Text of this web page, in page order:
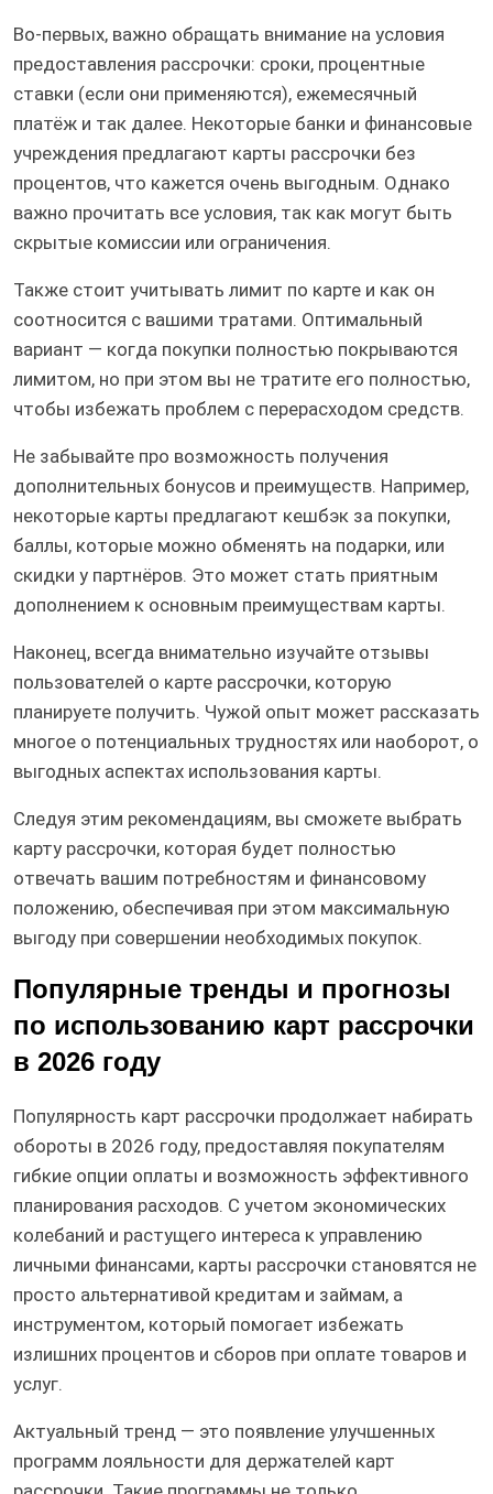
Во-первых, важно обращать внимание на условия
предоставления рассрочки: сроки, процентные
ставки (если они применяются), ежемесячный
платёж и так далее. Некоторые банки и финансовые
учреждения предлагают карты рассрочки без
процентов, что кажется очень выгодным. Однако
важно прочитать все условия, так как могут быть
скрытые комиссии или ограничения.
Также стоит учитывать лимит по карте и как он
соотносится с вашими тратами. Оптимальный
вариант — когда покупки полностью покрываются
лимитом, но при этом вы не тратите его полностью,
чтобы избежать проблем с перерасходом средств.
Не забывайте про возможность получения
дополнительных бонусов и преимуществ. Например,
некоторые карты предлагают кешбэк за покупки,
баллы, которые можно обменять на подарки, или
скидки у партнёров. Это может стать приятным
дополнением к основным преимуществам карты.
Наконец, всегда внимательно изучайте отзывы
пользователей о карте рассрочки, которую
планируете получить. Чужой опыт может рассказать
многое о потенциальных трудностях или наоборот, о
выгодных аспектах использования карты.
Следуя этим рекомендациям, вы сможете выбрать
карту рассрочки, которая будет полностью
отвечать вашим потребностям и финансовому
положению, обеспечивая при этом максимальную
выгоду при совершении необходимых покупок.
Популярные тренды и прогнозы
по использованию карт рассрочки
в 2026 году
Популярность карт рассрочки продолжает набирать
обороты в 2026 году, предоставляя покупателям
гибкие опции оплаты и возможность эффективного
планирования расходов. С учетом экономических
колебаний и растущего интереса к управлению
личными финансами, карты рассрочки становятся не
просто альтернативой кредитам и займам, а
инструментом, который помогает избежать
излишних процентов и сборов при оплате товаров и
услуг.
Актуальный тренд — это появление улучшенных
программ лояльности для держателей карт